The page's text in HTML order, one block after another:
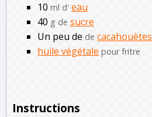
10 ml d' eau
40 g de sucre
Un peu de de cacahouètes
huile végétale pour fritre
Instructions